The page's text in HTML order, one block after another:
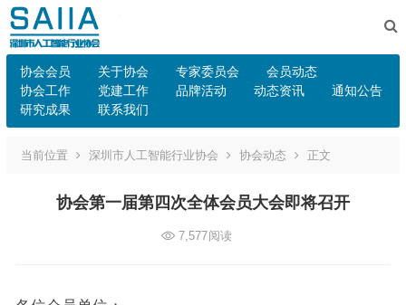
协会会员 关于协会 专家委员会
会员动态
协会工作
党建工作 品牌活动 动态资讯
通知公告
研究成果
联系我们
当前位置 深圳市人工智能行业协会 协会动态 正文
协会第一届第四次全体会员大会即将召开
7,577阅读